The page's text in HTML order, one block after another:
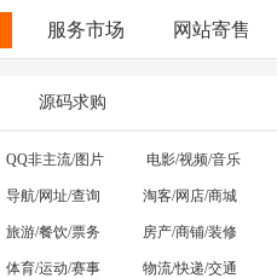
服务市场 网站寄售
源码求购
QQ非主流/图片 电影/视频/音乐
导航/网址/查询 淘客/网店/商城
旅游/餐饮/票务 房产/商铺/装修
体育/运动/赛事 物流/快递/交通